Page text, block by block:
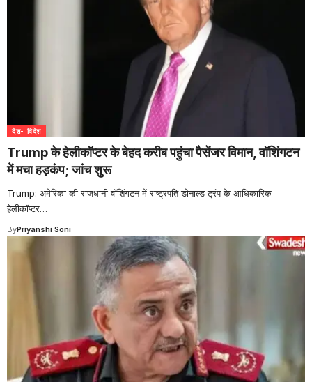
देश- विदेश
Trump के हेलीकॉप्टर के बेहद करीब पहुंचा पैसेंजर विमान, वॉशिंगटन
में मचा हड़कंप; जांच शुरू
Trump: अमेरिका की राजधानी वॉशिंगटन में राष्ट्रपति डोनाल्ड ट्रंप के आधिकारिक
हेलीकॉप्टर…
ByPriyanshi Soni